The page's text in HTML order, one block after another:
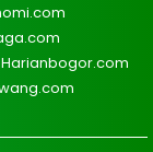
Harianbogor.com